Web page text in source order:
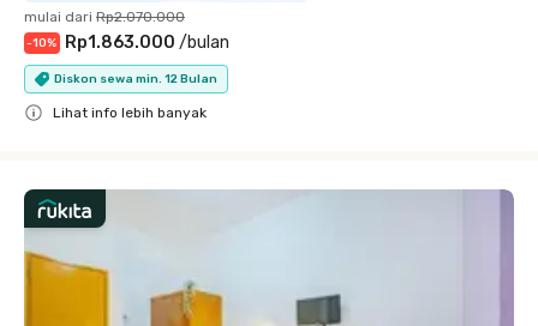
mulai dari Rp2.070.000
-10% Rp1.863.000 /bulan
Diskon sewa min. 12 Bulan
Lihat info lebih banyak